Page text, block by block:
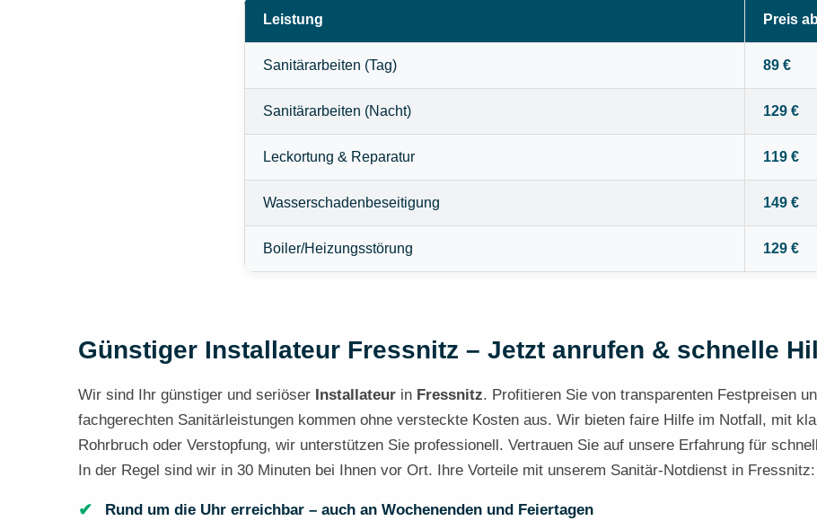
Leistung Preis
Sanitärarbeiten (Tag) 89 €
Sanitärarbeiten (Nacht) 129 €
Leckortung & Reparatur 119 €
Wasserschadenbeseitigung 149 €
Boiler/Heizungsstörung 129 €
Günstiger Installateur Fressnitz – Jetzt anrufen & schnelle
Wir sind Ihr günstiger und seriöser Installateur in Fressnitz. Profitieren Sie von transparenten Festpreisen
fachgerechten Sanitärleistungen kommen ohne versteckte Kosten aus. Wir bieten faire Hilfe im Notfall, mit
Rohrbruch oder Verstopfung, wir unterstützen Sie professionell. Vertrauen Sie auf unsere Erfahrung für
In der Regel sind wir in 30 Minuten bei Ihnen vor Ort. Ihre Vorteile mit unserem Sanitär-Notdienst in Fressnitz:
Rund um die Uhr erreichbar – auch an Wochenenden und Feiertagen